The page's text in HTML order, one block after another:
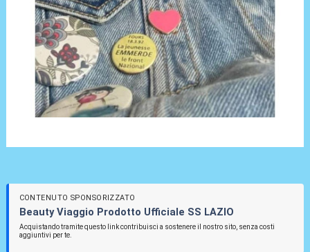
CONTENUTO SPONSORIZZATO
Beauty Viaggio Prodotto Ufficiale SS LAZIO
Acquistando tramite questo link contribuisci a sostenere il nostro sito, senza costi
aggiuntivi per te.